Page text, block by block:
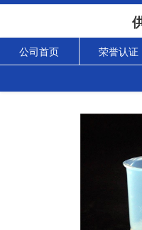
公司首页 荣誉认证